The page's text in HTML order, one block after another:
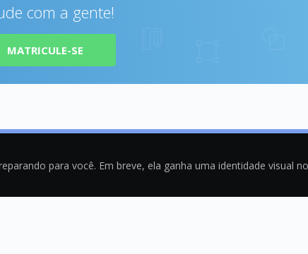
com a gente!
MATRICULE-SE
para você. Em breve, ela ganha uma identidade visual